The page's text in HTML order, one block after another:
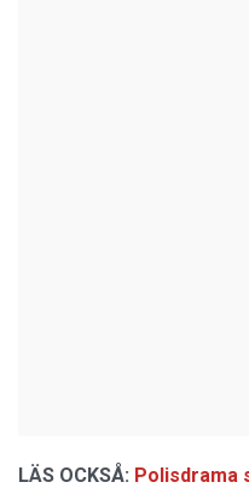
LÄS OCKSÅ: Polisdrama